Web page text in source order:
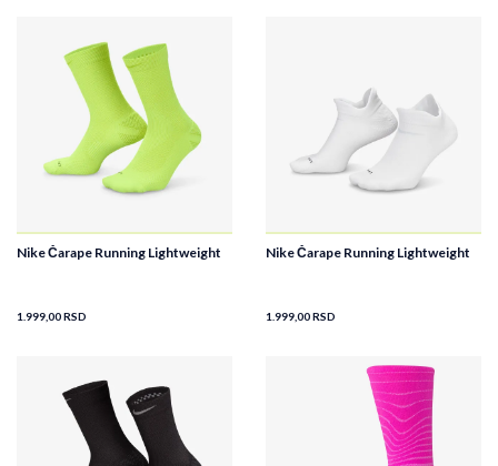
Nike Čarape Running Lightweight
1.999,00RSD
Nike Čarape Running Lightweight
1.999,00RSD